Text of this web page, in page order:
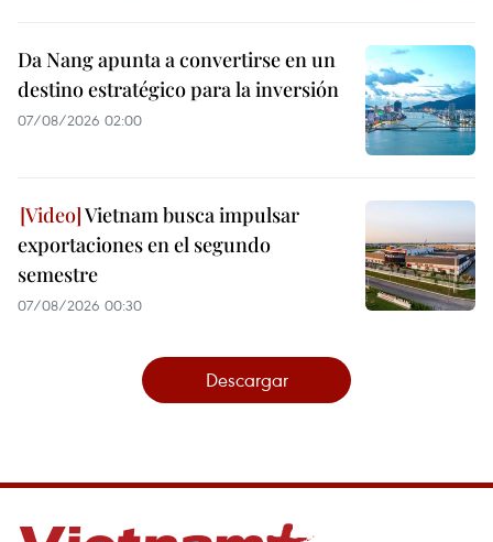
Da Nang apunta a convertirse en un
destino estratégico para la inversión
07/08/2026 02:00
Vietnam busca impulsar
exportaciones en el segundo
semestre
07/08/2026 00:30
Descargar